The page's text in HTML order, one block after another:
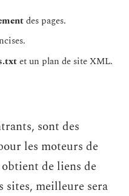
des pages.
et un plan de site XML.
sont des
les moteurs de
de liens de
sites, meilleure sera